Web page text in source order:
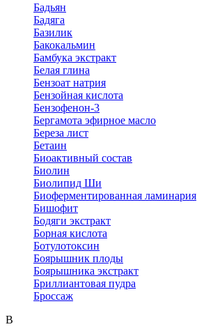
Бадьян
Бадяга
Базилик
Бакокальмин
Бамбука экстракт
Белая глина
Бензоат натрия
Бензойная кислота
Бензофенон-3
Бергамота эфирное масло
Береза лист
Бетаин
Биоактивный состав
Биолин
Биолипид Ши
Биоферментированная ламинария
Бишофит
Бодяги экстракт
Борная кислота
Ботулотоксин
Боярышник плоды
Боярышника экстракт
Бриллиантовая пудра
Броссаж
В